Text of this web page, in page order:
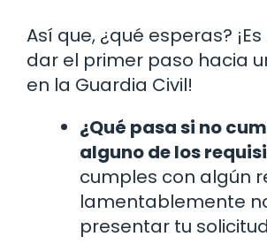
Así que, ¿qué esperas?
dar el primer paso hacia
en la Guardia Civil!
¿Qué pasa si no
alguno de los
cumples con algún
lamentablemente
presentar tu